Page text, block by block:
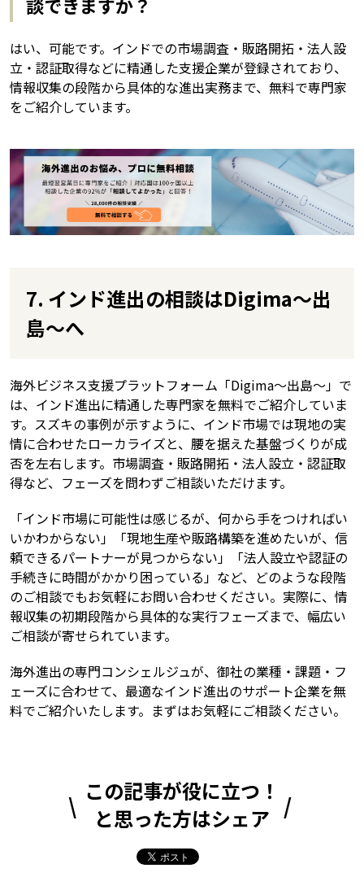
はい、可能です。インドでの市場調査・販路開拓・法人設
立・認証取得などに精通した支援企業が登録されており、
情報収集の段階から具体的な進出実務まで、無料で専門家
をご紹介しています。
7. インド進出の相談はDigima〜出
島〜へ
海外ビジネス支援プラットフォーム「Digima〜出島〜」で
は、インド進出に精通した専門家を無料でご紹介していま
す。スズキの事例が示すように、インド市場では現地の実
情に合わせたローカライズと、腰を据えた基盤づくりが成
否を左右します。市場調査・販路開拓・法人設立・認証取
得など、フェーズを問わずご相談いただけます。
「インド市場に可能性は感じるが、何から手をつければい
いかわからない」「現地生産や販路構築を進めたいが、信
頼できるパートナーが見つからない」「法人設立や認証の
手続きに時間がかかり困っている」など、どのような段階
のご相談でもお気軽にお問い合わせください。実際に、情
報収集の初期段階から具体的な実行フェーズまで、幅広い
ご相談が寄せられています。
海外進出の専門コンシェルジュが、御社の業種・課題・フ
ェーズに合わせて、最適なインド進出のサポート企業を無
料でご紹介いたします。まずはお気軽にご相談ください。
この記事が役に立つ！
と思った方はシェア